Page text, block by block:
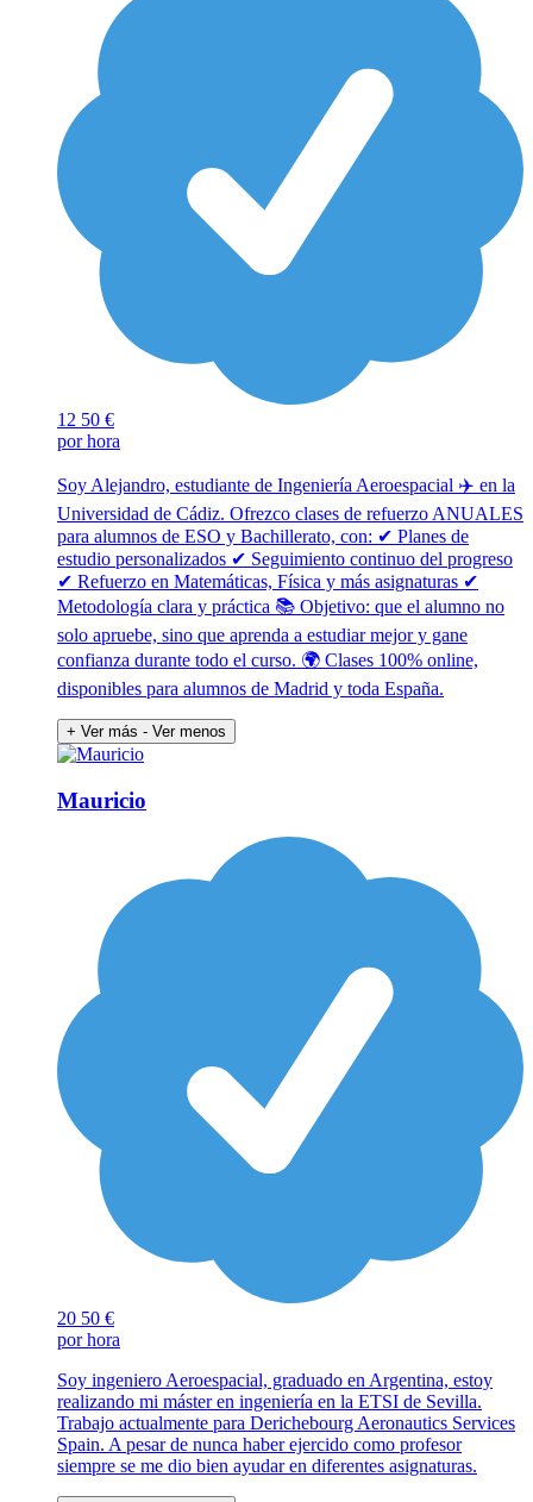
12 50 €
por hora
Soy Alejandro, estudiante de Ingeniería Aeroespacial ✈️ en la
Universidad de Cádiz. Ofrezco clases de refuerzo ANUALES
para alumnos de ESO y Bachillerato, con: ✔ Planes de
estudio personalizados ✔ Seguimiento continuo del progreso
✔ Refuerzo en Matemáticas, Física y más asignaturas ✔
Metodología clara y práctica 📚 Objetivo: que el alumno no
solo apruebe, sino que aprenda a estudiar mejor y gane
confianza durante todo el curso. 🌍 Clases 100% online,
disponibles para alumnos de Madrid y toda España.
+ Ver más - Ver menos
Mauricio
20 50 €
por hora
Soy ingeniero Aeroespacial, graduado en Argentina, estoy
realizando mi máster en ingeniería en la ETSI de Sevilla.
Trabajo actualmente para Derichebourg Aeronautics Services
Spain. A pesar de nunca haber ejercido como profesor
siempre se me dio bien ayudar en diferentes asignaturas.